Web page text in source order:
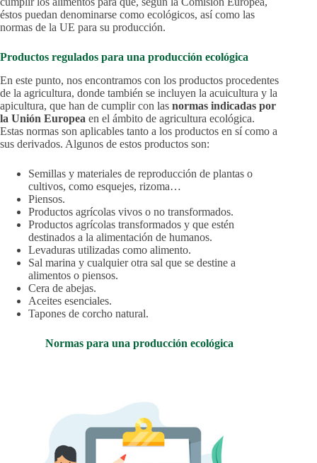
éstos puedan denominarse como ecológicos, así como las
normas de la UE para su producción.
Productos regulados para una producción ecológica
En este punto, nos encontramos con los productos procedentes
de la agricultura, donde también se incluyen la acuicultura y la
apicultura, que han de cumplir con las normas indicadas por
la Unión Europea en el ámbito de agricultura ecológica.
Estas normas son aplicables tanto a los productos en sí como a
sus derivados. Algunos de estos productos son:
Semillas y materiales de reproducción de plantas o
cultivos, como esquejes, rizoma…
Piensos.
Productos agrícolas vivos o no transformados.
Productos agrícolas transformados y que estén
destinados a la alimentación de humanos.
Levaduras utilizadas como alimento.
Sal marina y cualquier otra sal que se destine a
alimentos o piensos.
Cera de abejas.
Aceites esenciales.
Tapones de corcho natural.
Normas para una producción ecológica